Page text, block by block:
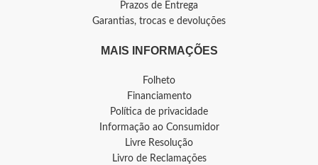
Prazos de Entrega
Garantias, trocas e devoluções
MAIS INFORMAÇÕES
Folheto
Financiamento
Política de privacidade
Informação ao Consumidor
Livre Resolução
Livro de Reclamações